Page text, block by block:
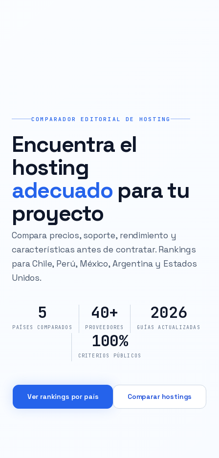
COMPARADOR EDITORIAL DE HOSTING
Encuentra el
hosting
adecuado para tu
proyecto
Compara precios, soporte, rendimiento y
características antes de contratar. Rankings
para Chile, Perú, México, Argentina y Estados
Unidos.
5
PAÍSES COMPARADOS
40+
PROVEEDORES
2026
GUÍAS ACTUALIZADAS
100%
CRITERIOS PÚBLICOS
Ver rankings por país Comparar hostings